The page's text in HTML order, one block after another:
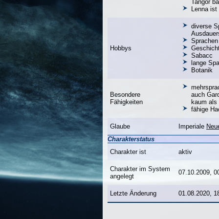
Tangor
Lenna ist
Hobbys
diverse
Sprachen
Sabacc
lange
Botanik
Besondere
Fähigkeiten
auch
kaum als
fähige
Glaube Imperiale
Charakterstatus
Charakter ist
aktiv
Charakter im System
angelegt
07.10.2009,
Letzte Änderung 01.08.2020,